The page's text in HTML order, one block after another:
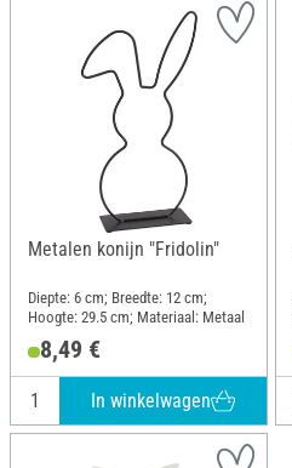
Metalen konijn "Fridolin"
Diepte: 6 cm; Breedte: 12 cm;
Hoogte: 29.5 cm; Materiaal: Metaal
8,49 €
In winkelwagen